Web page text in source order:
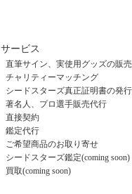
サービス
直筆サイン、実使用グッズの販売
チャリティーマッチング
シードスターズ真正証明書の発行
著名人、プロ選手販売代行
直接契約
鑑定代行
ご希望商品のお取り寄せ
シードスターズ鑑定(coming soon)
買取(coming soon)